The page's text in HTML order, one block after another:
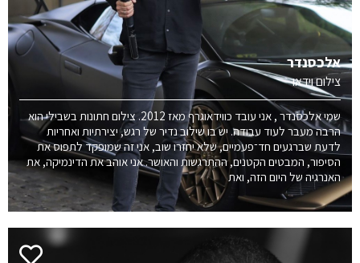
אלכסנדר
צילום וידאו
שמי אלכסנדר , אני עובד כווידאוגרף מאז 2012. צילום חתונות בשבילי הוא
הרבה מעבר לעוד עבודה. יש בו שילוב נדיר של רגש, יצירתיות ואחריות
לדעת שברגעים חד־פעמיים, שלא יחזרו שוב, אני זה שמופקד לתפוס את
הסיפור, המבטים הקטנים, ההתרגשות והאושר. אני אוהב את הדינמיקה, את
האנרגיה של היום הזה, ואת